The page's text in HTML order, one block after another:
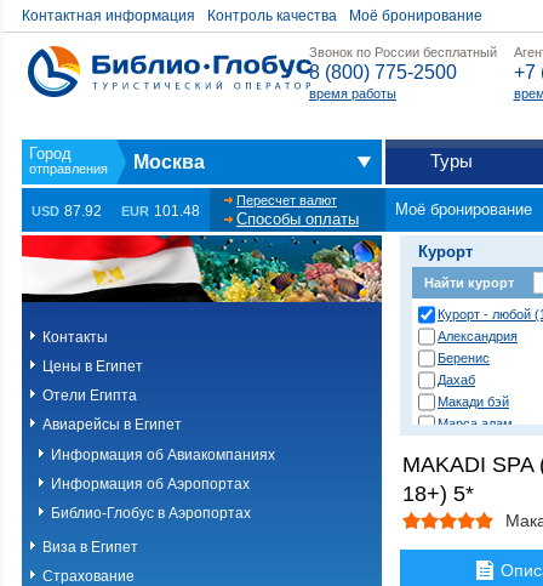
Контактная информация Контроль качества Моё бронирование
Звонок по России бесплатный
8 (800) 775-2500
время работы
+7
Москва Туры
USD 87.92 EUR 101.48
Пересчет валют
Способы оплаты
Моё бронирование
Контакты
Цены в Египет
Отели Египта
Авиарейсы в Египет
Информация об Авиакомпаниях
Информация об Аэропортах
Библио-Глобус в Аэропортах
Виза в Египет
Страхование
Курорт
Найти курорт
Курорт - любой
Александрия
Беренис
Дахаб
Макади бэй
Марса алам
Сафага
Сахл хашиш
Сома бэй
Таба
Хургада
Шарм-эль-шейх
MAKADI SPA
18+) 5*